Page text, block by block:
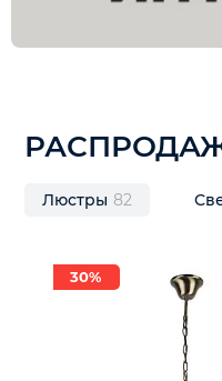
Люстры 82
30%